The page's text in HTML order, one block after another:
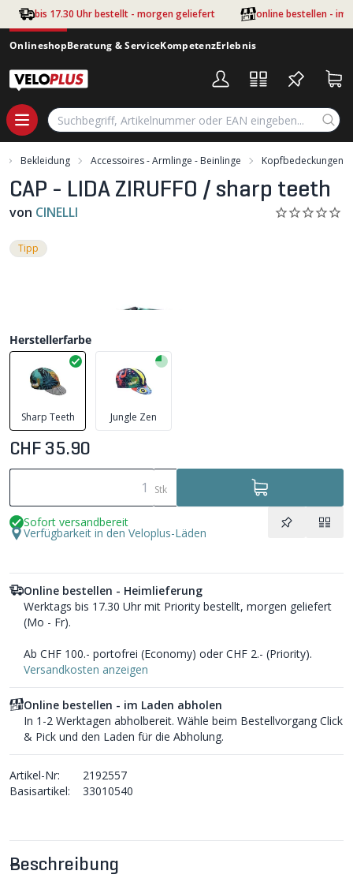
Zum Hauptinhalt springen
bis 17.30 Uhr bestellt - morgen geliefert online bestellen - im
OnlineshopBeratung & ServiceKompetenzErlebnis
Bekleidung Accessoires - Armlinge - Beinlinge Kopfbedeckungen
CAP - LIDA ZIRUFFO / sharp teeth
von CINELLI
Tipp
Beschreibung
Herstellerfarbe
Sharp Teeth Jungle Zen
CHF 35.90
Stk
Sofort versandbereit
Verfügbarkeit in den Veloplus-Läden
Online bestellen - Heimlieferung
Werktags bis 17.30 Uhr mit Priority bestellt, morgen geliefert
(Mo - Fr).
Ab CHF 100.- portofrei (Economy) oder CHF 2.- (Priority).
Versandkosten anzeigen
Online bestellen - im Laden abholen
In 1-2 Werktagen abholbereit. Wähle beim Bestellvorgang Click
& Pick und den Laden für die Abholung.
Artikel-Nr:
2192557
Basisartikel:
33010540